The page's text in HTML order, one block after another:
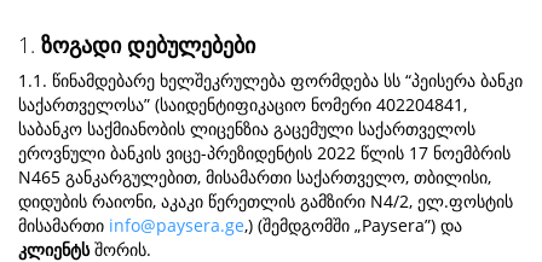
1. ზოგადი დებულებები
1.1. წინამდებარე ხელშეკრულება ფორმდება სს “პეისერა ბანკი
საქართველოსა” (საიდენტიფიკაციო ნომერი 402204841,
საბანკო საქმიანობის ლიცენზია გაცემული საქართველოს
ეროვნული ბანკის ვიცე-პრეზიდენტის 2022 წლის 17 ნოემბრის
N465 განკარგულებით, მისამართი საქართველო, თბილისი,
დიდუბის რაიონი, აკაკი წერეთლის გამზირი N4/2, ელ.ფოსტის
მისამართი info@paysera.ge,) (შემდგომში „Paysera”) და
კლიენტსშორის.